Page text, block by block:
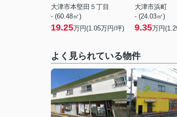
大津市本堅田５丁目
- (60.48㎡)
19.25万円(1.05万円/坪)
大津市浜町
- (24.03㎡)
9.35万円(
よく見られている物件